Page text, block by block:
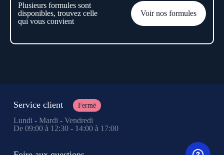
Plusieurs formules sont
disponibles, trouvez celle
qui vous convient
Voir nos formules
Service client Fermé
Lundi - Mardi - Vendredi
De 09:00 à 12:30 - 14:00 à 17:00